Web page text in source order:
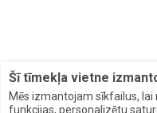
Šī tīmekļa vietne
Mēs izmantojam sīkfailus,
funkcijas, personalizētu